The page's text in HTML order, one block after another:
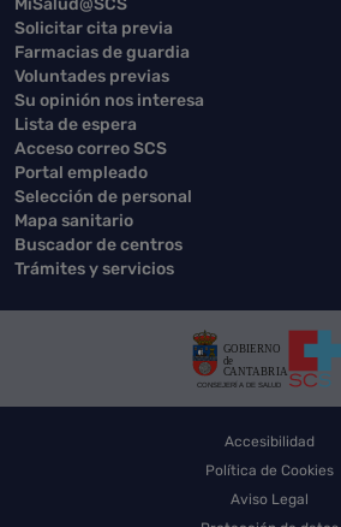
MiSalud@SCS
Solicitar cita previa
Farmacias de guardia
Voluntades previas
Su opinión nos interesa
Lista de espera
Acceso correo SCS
Portal empleado
Selección de personal
Mapa sanitario
Buscador de centros
Trámites y servicios
Accesibilidad
Política de Cookies
Aviso Legal